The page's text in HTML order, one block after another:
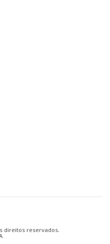
direitos reservados.